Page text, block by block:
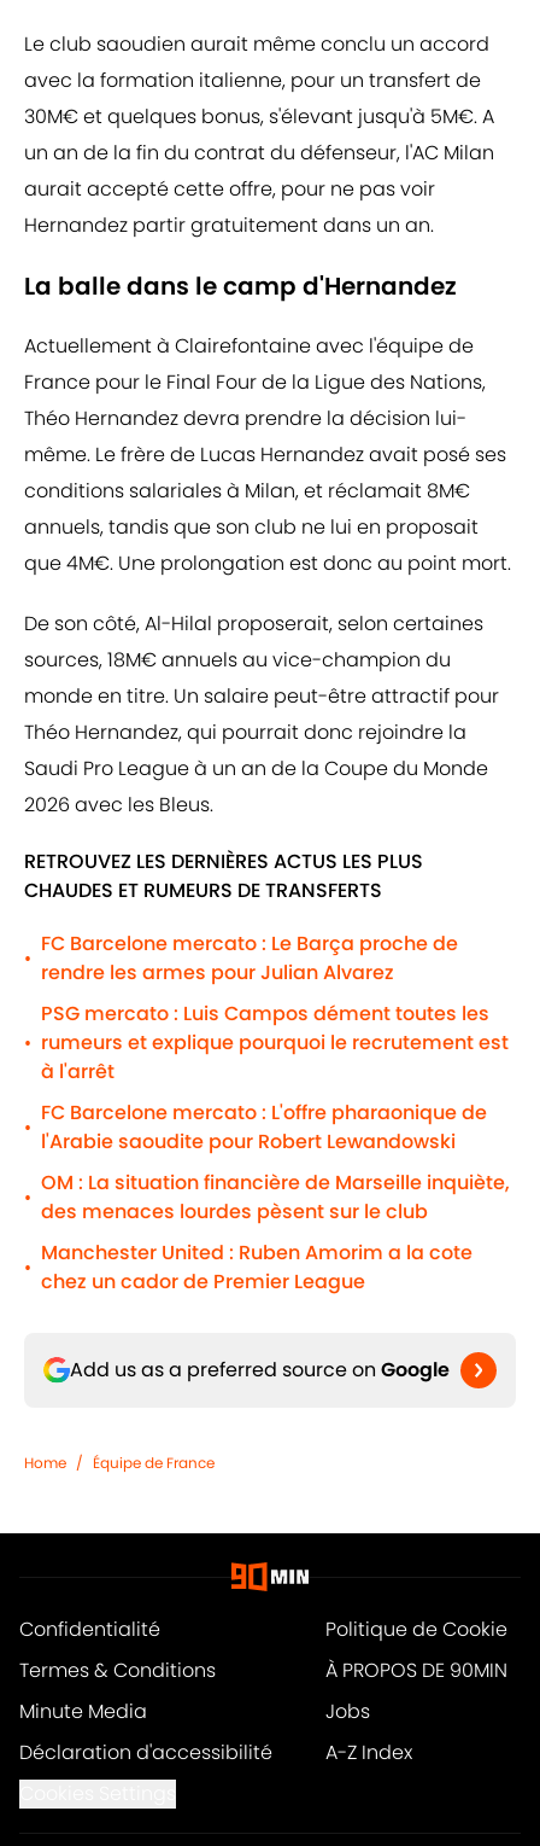
Le club saoudien aurait même conclu un accord
avec la formation italienne, pour un transfert de
30M€ et quelques bonus, s'élevant jusqu'à 5M€. A
un an de la fin du contrat du défenseur, l'AC Milan
aurait accepté cette offre, pour ne pas voir
Hernandez partir gratuitement dans un an.
La balle dans le camp d'Hernandez
Actuellement à Clairefontaine avec l'équipe de
France pour le Final Four de la Ligue des Nations,
Théo Hernandez devra prendre la décision lui-
même. Le frère de Lucas Hernandez avait posé ses
conditions salariales à Milan, et réclamait 8M€
annuels, tandis que son club ne lui en proposait
que 4M€. Une prolongation est donc au point mort.
De son côté, Al-Hilal proposerait, selon certaines
sources, 18M€ annuels au vice-champion du
monde en titre. Un salaire peut-être attractif pour
Théo Hernandez, qui pourrait donc rejoindre la
Saudi Pro League à un an de la Coupe du Monde
2026 avec les Bleus.
RETROUVEZ LES DERNIÈRES ACTUS LES PLUS
CHAUDES ET RUMEURS DE TRANSFERTS
•
FC Barcelone mercato : Le Barça proche de
rendre les armes pour Julian Alvarez
•
PSG mercato : Luis Campos dément toutes les
rumeurs et explique pourquoi le recrutement est
à l'arrêt
•
FC Barcelone mercato : L'offre pharaonique de
l'Arabie saoudite pour Robert Lewandowski
•
OM : La situation financière de Marseille inquiète,
des menaces lourdes pèsent sur le club
•
Manchester United : Ruben Amorim a la cote
chez un cador de Premier League
Add us as a preferred source on Google
Home / Équipe de France
Confidentialité
Politique de Cookie
Termes & Conditions
À PROPOS DE 90MIN
Minute Media
Jobs
Déclaration d'accessibilité
A-Z Index